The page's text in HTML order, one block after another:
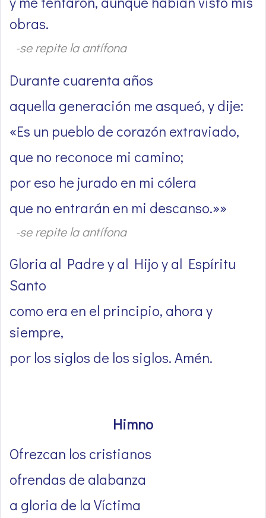
obras.
-se repite la antífona
Durante cuarenta años
aquella generación me asqueó, y dije:
«Es un pueblo de corazón extraviado,
que no reconoce mi camino;
por eso he jurado en mi cólera
que no entrarán en mi descanso.»»
-se repite la antífona
Gloria al Padre y al Hijo y al Espíritu
Santo
como era en el principio, ahora y
siempre,
por los siglos de los siglos. Amén.
Himno
Ofrezcan los cristianos
ofrendas de alabanza
a gloria de la Víctima